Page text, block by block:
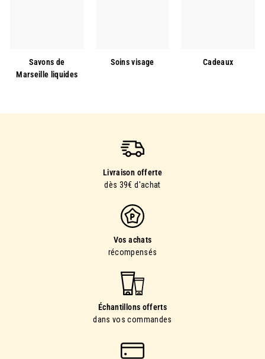
Savons de
Marseille liquides
Soins visage Cadeaux
Livraison offerte
dès 39€ d'achat
Vos achats
récompensés
Échantillons offerts
dans vos commandes